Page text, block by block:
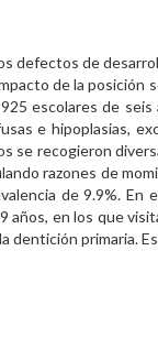
defectos de
de la posición
escolares de
e hipoplasias,
se recogieron
razones de
de 9.9%.
años, en los que
dentición primaria.